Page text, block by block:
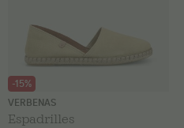
-15%
VERBENAS
Espadrilles